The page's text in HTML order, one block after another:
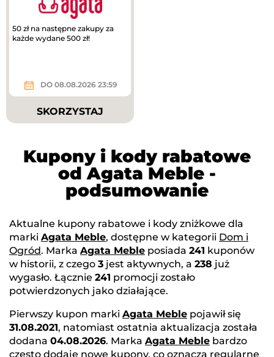
50 zł na następne zakupy za
każde wydane 500 zł!
DO 08.08.2026 23:59
SKORZYSTAJ
Kupony i kody rabatowe
od Agata Meble -
podsumowanie
Aktualne kupony rabatowe i kody zniżkowe dla
marki Agata Meble, dostępne w kategorii Dom i
Ogród. Marka Agata Meble posiada 241 kuponów
w historii, z czego 3 jest aktywnych, a 238 już
wygasło. Łącznie 241 promocji zostało
potwierdzonych jako działające.
Pierwszy kupon marki Agata Meble pojawił się
31.08.2021, natomiast ostatnia aktualizacja została
dodana 04.08.2026. Marka Agata Meble bardzo
często dodaje nowe kupony, co oznacza regularne